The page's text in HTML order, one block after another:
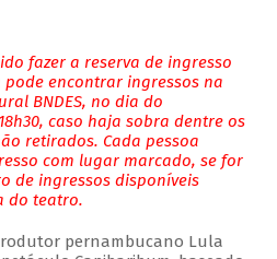
fazer a reserva de ingresso
encontrar ingressos na
BNDES, no dia do
caso haja sobra dentre os
retirados. Cada pessoa
com lugar marcado, se for
de ingressos disponíveis
do teatro.
pernambucano Lula